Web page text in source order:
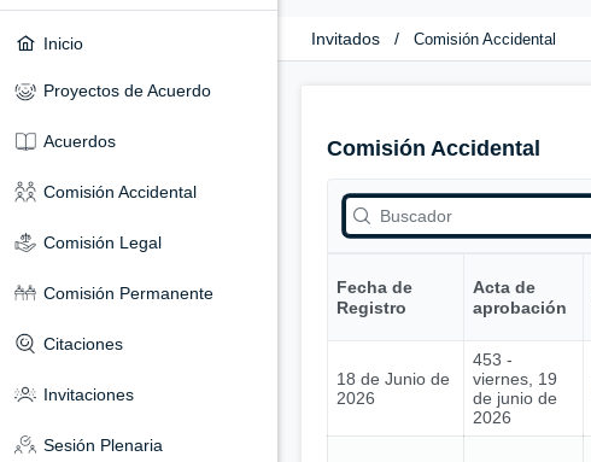
Inicio
Proyectos de Acuerdo
Acuerdos
Comisión Accidental
Comisión Legal
Comisión Permanente
Citaciones
Invitaciones
Sesión Plenaria
Invitados / Comisión Accidental
Comisión Accidental
Fecha de
Registro
Acta de
aprobación
18 de Junio de
2026
453 -
viernes, 19
de junio de
2026